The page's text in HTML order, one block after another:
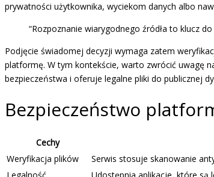
prywatności użytkownika, wyciekom danych albo
“Rozpoznanie wiarygodnego źródła to klucz
Podjęcie świadomej decyzji wymaga zatem
platformę. W tym kontekście, warto zwrócić uwagę
bezpieczeństwa i oferuje legalne pliki do publicznej
Bezpieczeństwo
Cechy
Weryfikacja plików
Serwis stosuje skanowanie